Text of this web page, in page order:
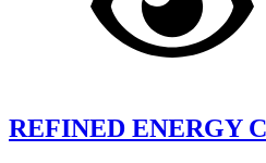
REFINED ENERGY